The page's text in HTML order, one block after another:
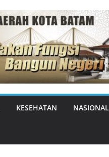
KESEHATAN NASIONAL